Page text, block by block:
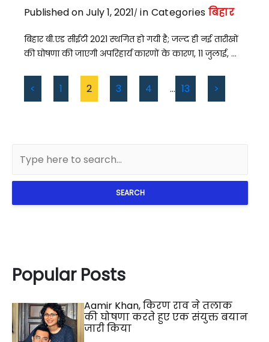
Published on July 1, 2021 in Categories बिहार
बिहार बी.एड सीईटी 2021 स्थगित हो गयी है; जल्द ही नई तारीखों
की घोषणा की जाएगी अपरिहार्य कारणों के कारण, 11 जुलाई, ...
< 1 2 3 4 … 13 >
SEARCH
Popular Posts
Aamir Khan, किरण राव ने तलाक
की घोषणा करते हुए एक संयुक्त बयान
जारी किया